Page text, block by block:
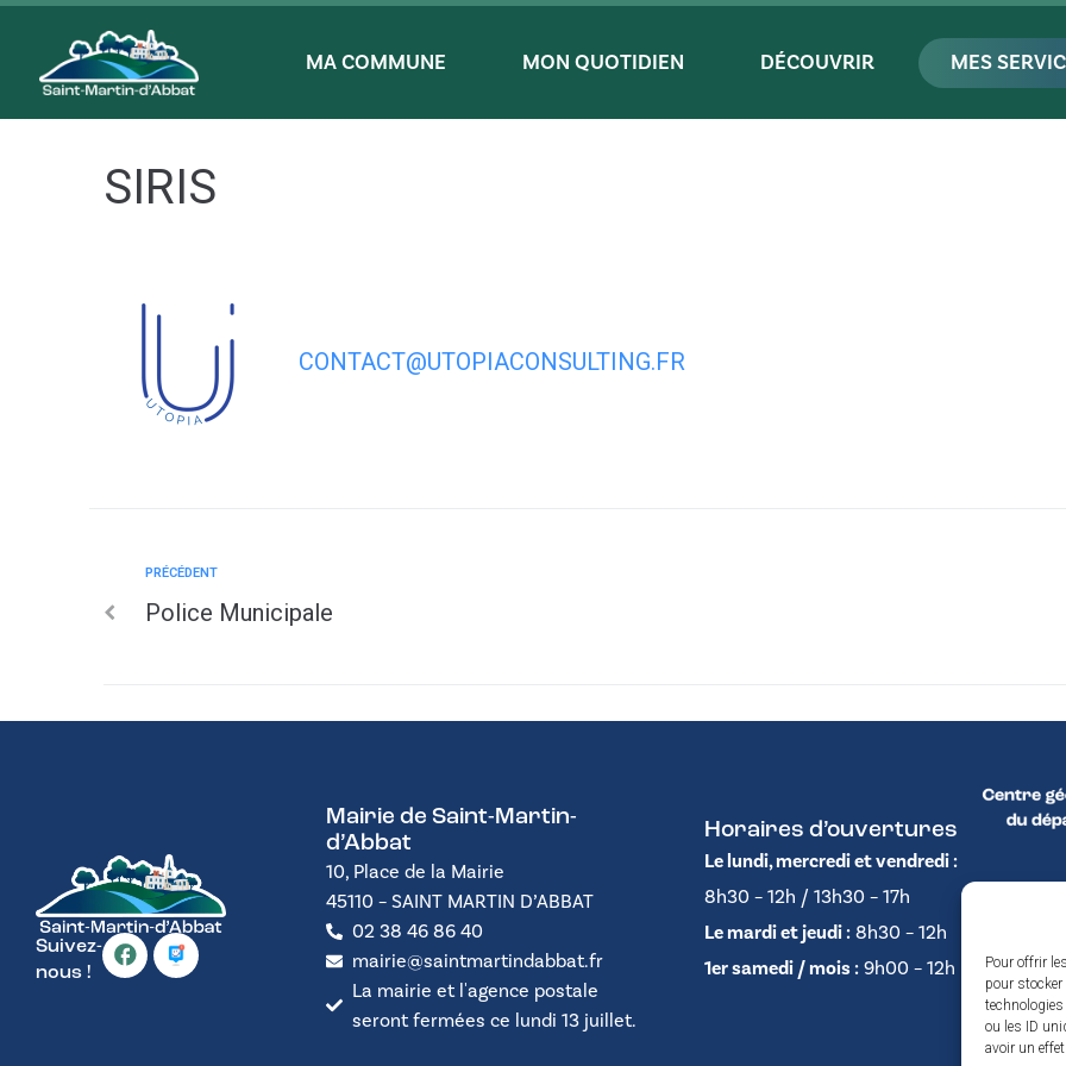
Pour offrir
pour
ou les ID
avoir un
MA COMMUNE MON QUOTIDIEN DÉCOUVRIR MES
SIRIS
CONTACT@UTOPIACONSULTING.FR
PRÉCÉDENT
Police Municipale
Suivez-
nous !
Mairie de Saint-Martin-
d’Abbat
10, Place de la Mairie
45110 – SAINT MARTIN D’ABBAT
02 38 46 86 40
mairie@saintmartindabbat.fr
La mairie et l'agence postale
seront fermées ce lundi 13 juillet.
Horaires d’ouvertures
Le lundi, mercredi et vendredi :
8h30 – 12h / 13h30 – 17h
Le mardi et jeudi :8h30 – 12h
1er samedi / mois :9h00 – 12h